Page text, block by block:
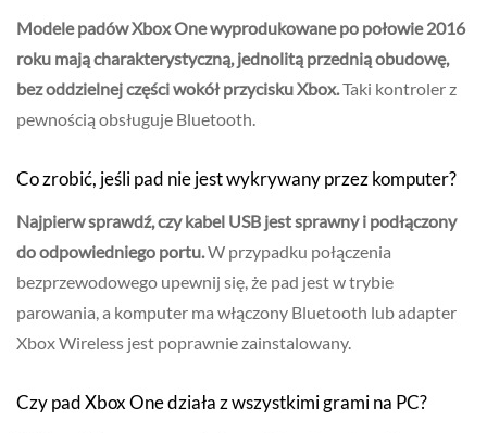
Modele padów Xbox One wyprodukowane po połowie 2016
roku mają charakterystyczną, jednolitą przednią obudowę,
bez oddzielnej części wokół przycisku Xbox.Taki kontroler z
pewnością obsługuje Bluetooth.
Co zrobić, jeśli pad nie jest wykrywany przez komputer?
Najpierw sprawdź, czy kabel USB jest sprawny i podłączony
do odpowiedniego portu.W przypadku połączenia
bezprzewodowego upewnij się, że pad jest w trybie
parowania, a komputer ma włączony Bluetooth lub adapter
Xbox Wireless jest poprawnie zainstalowany.
Czy pad Xbox One działa z wszystkimi grami na PC?